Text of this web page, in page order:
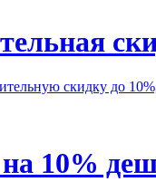
скидку до
10%